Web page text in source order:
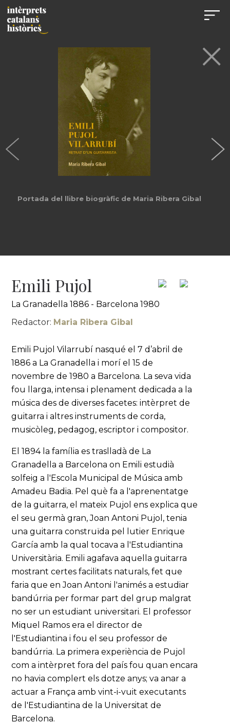
Portada del llibre biogràfic de Maria Ribera Gibal
Emili Pujol
La Granadella 1886 - Barcelona 1980
Redactor: Maria Ribera Gibal
Emili Pujol Vilarrubí nasqué el 7 d’abril de
1886 a La Granadella i morí el 15 de
novembre de 1980 a Barcelona. La seva vida
fou llarga, intensa i plenament dedicada a la
música des de diverses facetes: intèrpret de
guitarra i altres instruments de corda,
musicòleg, pedagog, escriptor i compositor.
El 1894 la família es traslladà de La
Granadella a Barcelona on Emili estudià
solfeig a l'Escola Municipal de Música amb
Amadeu Badia. Pel què fa a l'aprenentatge
de la guitarra, el mateix Pujol ens explica que
el seu germà gran, Joan Antoni Pujol, tenia
una guitarra construïda pel lutier Enrique
García amb la qual tocava a l'Estudiantina
Universitària. Emili agafava aquella guitarra
mostrant certes facilitats naturals, fet que
faria que en Joan Antoni l'animés a estudiar
bandúrria per formar part del grup malgrat
no ser un estudiant universitari. El professor
Miquel Ramos era el director de
l'Estudiantina i fou el seu professor de
bandúrria. La primera experiència de Pujol
com a intèrpret fora del país fou quan encara
no havia complert els dotze anys; va anar a
actuar a França amb vint-i-vuit executants
de l'Estudiantina de la Universitat de
Barcelona.